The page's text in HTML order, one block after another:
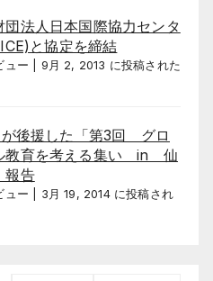
団法人日本国際協力センタ
と協定を締結
ュー 9月 2, 2013 に投稿された
後援した「第3回 グロ
教育を考える集い in 仙
告
ュー
3月 19, 2014 に投稿され